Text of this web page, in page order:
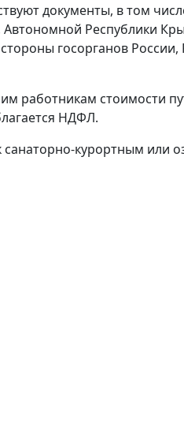
документы, в том
Республики
госорганов
работникам стоимости
НДФЛ.
курортным или